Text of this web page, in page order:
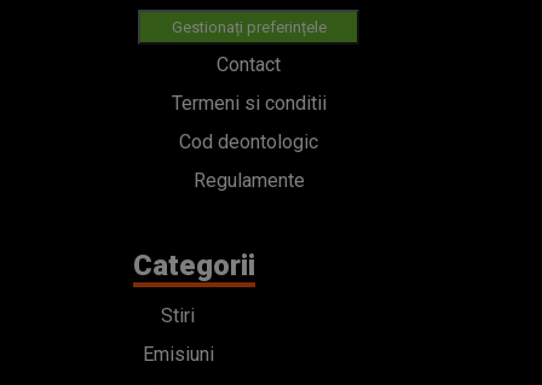
Gestionați preferințele
Contact
Termeni si conditii
Cod deontologic
Regulamente
Categorii
Stiri
Emisiuni